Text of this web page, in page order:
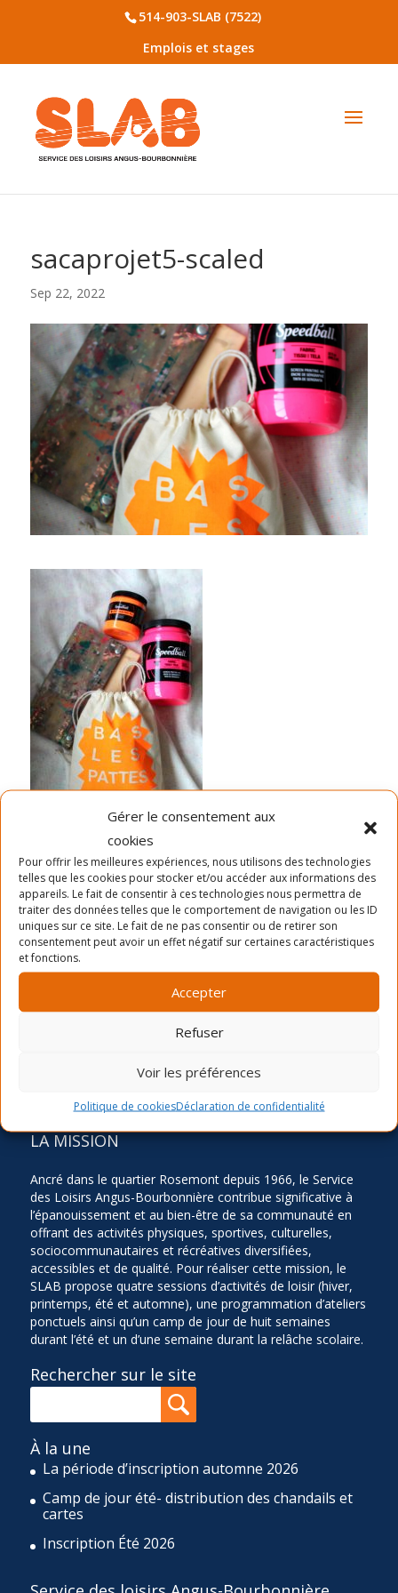
Gérer le consentement aux
cookies
Pour offrir les meilleures expériences, nous utilisons des technologies
telles que les cookies pour stocker et/ou accéder aux informations des
appareils. Le fait de consentir à ces technologies nous permettra de
traiter des données telles que le comportement de navigation ou les ID
uniques sur ce site. Le fait de ne pas consentir ou de retirer son
consentement peut avoir un effet négatif sur certaines caractéristiques
et fonctions.
Accepter
Refuser
Voir les préférences
Politique de cookiesDéclaration de confidentialité
514-903-SLAB (7522)
Emplois et stages
sacaprojet5-scaled
Sep 22, 2022
Dernières nouvelles
La période d’inscription automne 2026
Camp de jour été- distribution des chandails et
cartes
LA MISSION
Ancré dans le quartier Rosemont depuis 1966, le Service
des Loisirs Angus-Bourbonnière contribue significative à
l’épanouissement et au bien-être de sa communauté en
offrant des activités physiques, sportives, culturelles,
sociocommunautaires et récréatives diversifiées,
accessibles et de qualité. Pour réaliser cette mission, le
SLAB propose quatre sessions d’activités de loisir (hiver,
printemps, été et automne), une programmation d’ateliers
ponctuels ainsi qu’un camp de jour de huit semaines
durant l’été et un d’une semaine durant la relâche scolaire.
Rechercher sur le site
À la une
La période d’inscription automne 2026
Camp de jour été- distribution des chandails et
cartes
Inscription Été 2026